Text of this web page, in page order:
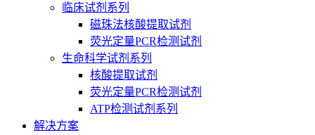
临床试剂系列
磁珠法核酸提取试剂
荧光定量PCR检测试剂
生命科学试剂系列
核酸提取试剂
荧光定量PCR检测试剂
ATP检测试剂系列
解决方案